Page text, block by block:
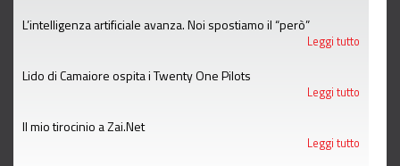
L’intelligenza artificiale avanza. Noi spostiamo il “però”
Leggi tutto
Lido di Camaiore ospita i Twenty One Pilots
Leggi tutto
Il mio tirocinio a Zai.Net
Leggi tutto